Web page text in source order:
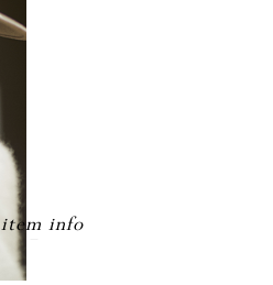
item info